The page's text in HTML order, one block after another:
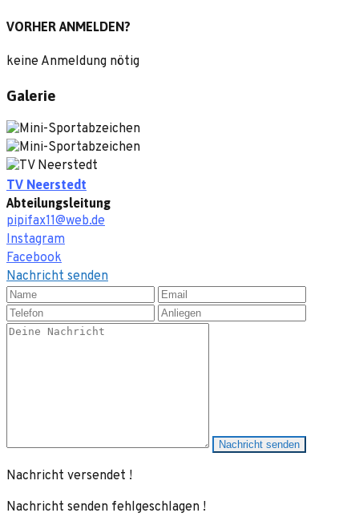
VORHER ANMELDEN?
keine Anmeldung nötig
Galerie
TV Neerstedt
Abteilungsleitung
pipifax11@web.de
Instagram
Facebook
Nachricht senden
Nachricht senden
Nachricht versendet !
Nachricht senden fehlgeschlagen !